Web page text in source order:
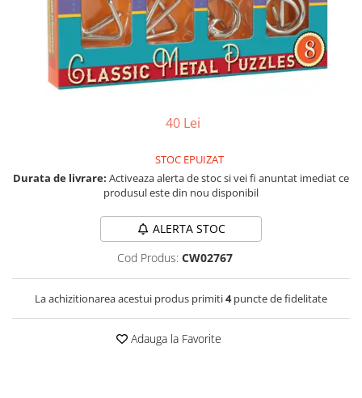
Jocuri pentru o persoana
Jocuri pentru 2 persoane
Game cunoscute
Carcassonne
Monopoly
Jocuri cooperative
Jocuri de societate in limba
Vezi toate jocurile de societate
Vezi toate produsele STEM
40 Lei
STOC EPUIZAT
Durata de livrare: Activeaza alerta de stoc si vei fi anuntat imediat ce
produsul este din nou disponibil
ALERTA STOC
Cod Produs: CW02767
La achizitionarea acestui produs primiti4puncte de fidelitate
Adauga la Favorite